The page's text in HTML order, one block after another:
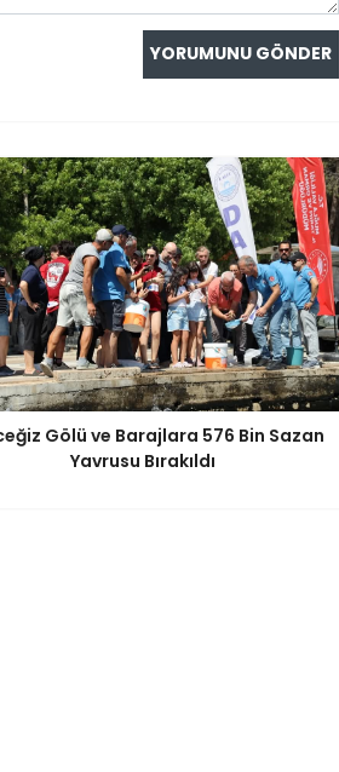
Gölü ve Barajlara 576 Bin Sazan
Yavrusu Bırakıldı